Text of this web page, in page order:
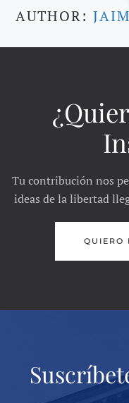
AUTHOR:
Tu contribución nos
ideas de la libertad
QUIERO